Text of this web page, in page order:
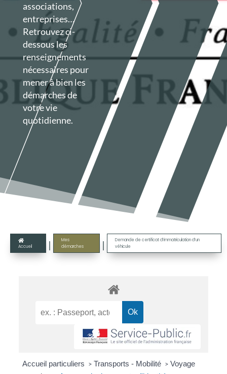
associations,
entreprises…
Retrouvez ci-
dessous les
renseignements
nécessaires pour
mener à bien les
démarches de
votre vie
quotidienne.

Accueil |
Mes
démarches
|
Demande de certificat d’immatriculation d’un
véhicule
Accueil particuliers > Transports - Mobilité > Voyage